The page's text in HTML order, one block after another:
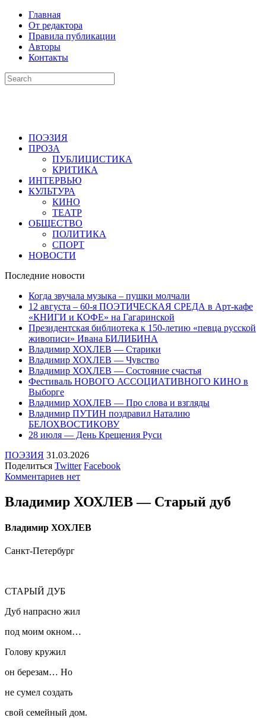
Главная
От редактора
Правила публикации
Авторы
Контакты
ПОЭЗИЯ
ПРОЗА
ПУБЛИЦИСТИКА
КРИТИКА
ИНТЕРВЬЮ
КУЛЬТУРА
КИНО
ТЕАТР
ОБЩЕСТВО
ПОЛИТИКА
СПОРТ
НОВОСТИ
Последние новости
Когда звучала музыка – пушки молчали
12 августа – 60-я ПОЭТИЧЕСКАЯ СРЕДА в Арт-кафе
«КНИГИ и КОФЕ» на Гагаринской
Президентская библиотека к 150-летию «певца русской
живописи» Ивана БИЛИБИНА
Владимир ХОХЛЕВ — Старики
Владимир ХОХЛЕВ — Чувство
Владимир ХОХЛЕВ — Состояние счастья
Фестиваль НОВОГО АССОЦИАТИВНОГО КИНО в
Выборге
Владимир ХОХЛЕВ — Про слова и взгляды
Владимир ПУТИН поздравил Наталию
БЕЛОХВОСТИКОВУ
28 июля — День Крещения Руси
ПОЭЗИЯ 31.03.2026
Поделиться Twitter Facebook
Комментариев нет
Владимир ХОХЛЕВ — Старый дуб
Владимир ХОХЛЕВ
Санкт-Петербург
СТАРЫЙ ДУБ
Дуб напрасно жил
под моим окном…
Голову кружил
он березам… Но
не сумел создать
свой семейный дом.